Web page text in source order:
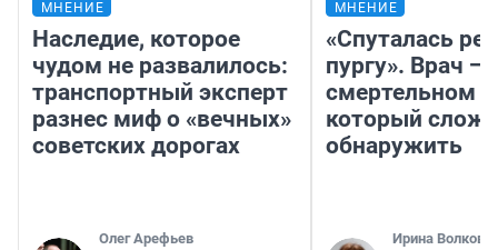
МНЕНИЕ
Наследие, которое
чудом не развалилось:
транспортный эксперт
разнес миф о «вечных»
советских дорогах
Олег Арефьев
МНЕНИЕ
«Спуталась
пургу». Врач —
смертельном
который
обнаружить
Ирина Волкова